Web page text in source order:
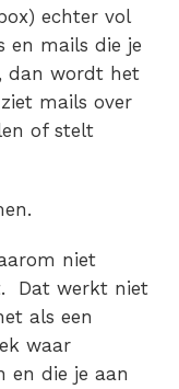
echter vol
en mails die je
dan wordt het
mails over
of stelt
niet
Dat werkt niet
als een
waar
en die je aan